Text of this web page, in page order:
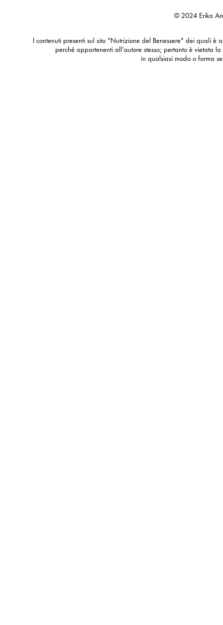
© 2024 Erika
I contenuti presenti sul sito "Nutrizione del Benessere" dei quali
perché appartenenti all'autore stesso; pertanto è vietata
in qualsiasi modo o forma